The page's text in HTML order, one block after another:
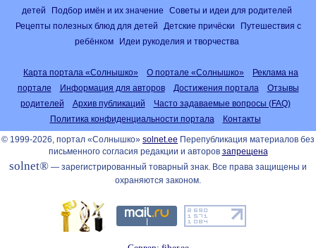
детей
Подбор имён и их значение
Советы и идеи для родителей
Рецепты полезных блюд для детей
Детские причёски
Путешествия с
ребёнком
Идеи рукоделия и творчества
Карта портала «Солнышко» О портале «Солнышко»
Реклама на
портале
Информация для авторов Достижения портала
Отзывы
родителей
Архив публикаций
Часто задаваемые вопросы (FAQ)
Политика конфиденциальности портала
Контакты
© 1999-2026, портал «Солнышко» solnet.ee Перепубликация материалов без
письменного согласия редакции и авторов запрещена
solnet® — зарегистрированный товарный знак. Все права защищены и
охраняются законом.